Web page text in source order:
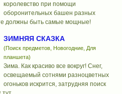
королевство при помощи
оборонительных башен разных
должны быть самые мощные!
ЗИМНЯЯ СКАЗКА
(Поиск предметов, Новогодние, Для
планшета)
Зима. Как красиво все вокруг! Снег,
освещаемый сотнями разноцветных
огоньков искрится, затрудняя поиск